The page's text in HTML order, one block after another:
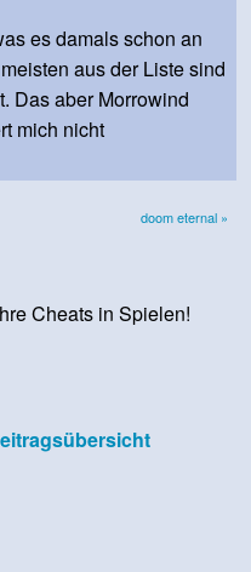
es damals schon an
aus der Liste sind
Das aber Morrowind
mich nicht
doom eternal »
Cheats in Spielen!